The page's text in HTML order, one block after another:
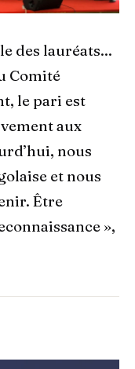
des lauréats...
Comité
le pari est
aux
nous
et nous
Être
»,